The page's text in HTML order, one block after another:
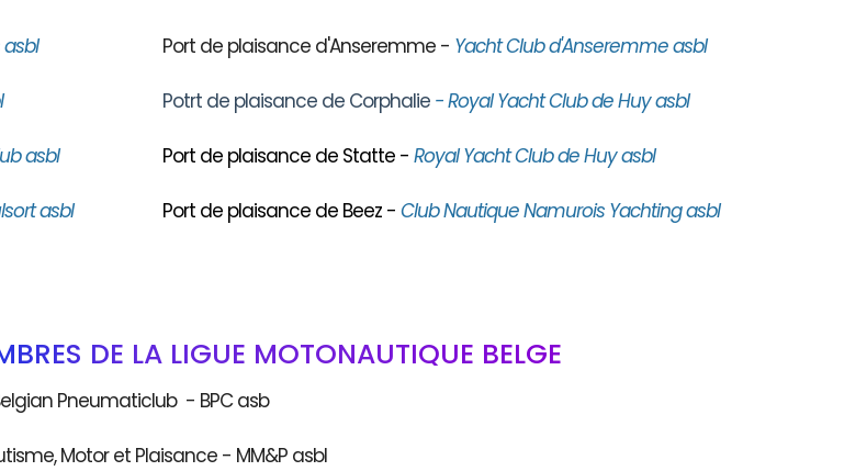
asbl
asbl
asbl
Port de plaisance d'Anseremme - Yacht Club d'Anseremme asbl
Potrt de plaisance de Corphalie - Royal Yacht Club de Huy asbl
Port de plaisance de Statte - Royal Yacht Club de Huy asbl
Port de plaisance de Beez - Club Nautique Namurois Yachting asbl
DE LA LIGUE MOTONAUTIQUE BELGE
Pneumaticlub - BPC asb
Motor et Plaisance - MM&P asbl